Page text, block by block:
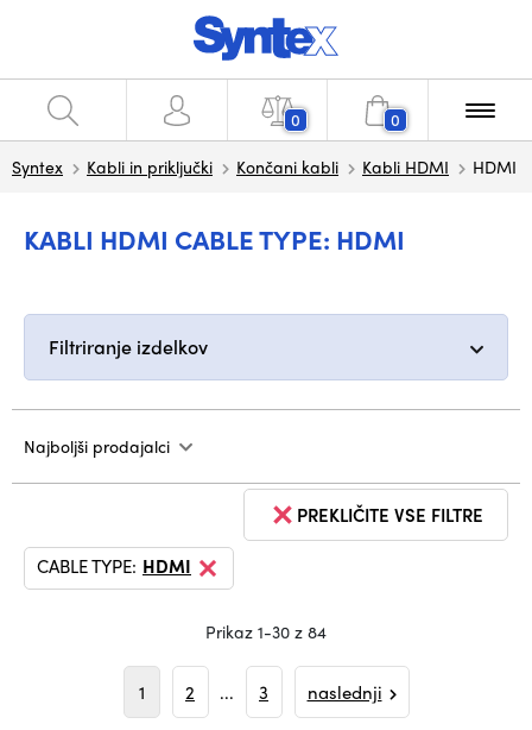
0 0
Syntex Kabli in priključki Končani kabli Kabli HDMI HDMI
KABLI HDMI CABLE TYPE: HDMI
Filtriranje izdelkov
Najboljši prodajalci
PREKLIČITE VSE FILTRE
CABLE TYPE: HDMI
Prikaz 1-30 z 84
1 2 ... 3 naslednji